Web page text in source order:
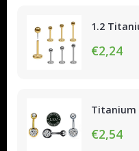
1.2
€2,24
Titanium
€2,54